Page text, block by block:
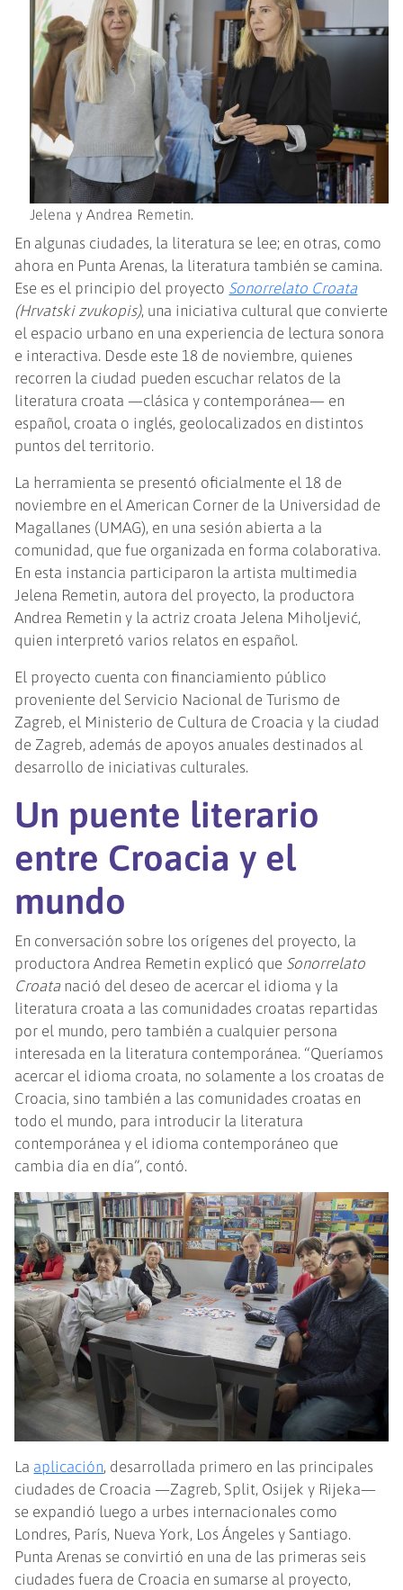
Jelena y Andrea Remetin.
En algunas ciudades, la literatura se lee; en otras, como
ahora en Punta Arenas, la literatura también se camina.
Ese es el principio del proyecto Sonorrelato Croata
(Hrvatski zvukopis), una iniciativa cultural que convierte
el espacio urbano en una experiencia de lectura sonora
e interactiva. Desde este 18 de noviembre, quienes
recorren la ciudad pueden escuchar relatos de la
literatura croata —clásica y contemporánea— en
español, croata o inglés, geolocalizados en distintos
puntos del territorio.
La herramienta se presentó oficialmente el 18 de
noviembre en el American Corner de la Universidad de
Magallanes (UMAG), en una sesión abierta a la
comunidad, que fue organizada en forma colaborativa.
En esta instancia participaron la artista multimedia
Jelena Remetin, autora del proyecto, la productora
Andrea Remetin y la actriz croata Jelena Miholjević,
quien interpretó varios relatos en español.
El proyecto cuenta con financiamiento público
proveniente del Servicio Nacional de Turismo de
Zagreb, el Ministerio de Cultura de Croacia y la ciudad
de Zagreb, además de apoyos anuales destinados al
desarrollo de iniciativas culturales.
Un puente literario
entre Croacia y el
mundo
En conversación sobre los orígenes del proyecto, la
productora Andrea Remetin explicó que Sonorrelato
Croata nació del deseo de acercar el idioma y la
literatura croata a las comunidades croatas repartidas
por el mundo, pero también a cualquier persona
interesada en la literatura contemporánea. “Queríamos
acercar el idioma croata, no solamente a los croatas de
Croacia, sino también a las comunidades croatas en
todo el mundo, para introducir la literatura
contemporánea y el idioma contemporáneo que
cambia día en día”, contó.
La aplicación, desarrollada primero en las principales
ciudades de Croacia —Zagreb, Split, Osijek y Rijeka—
se expandió luego a urbes internacionales como
Londres, París, Nueva York, Los Ángeles y Santiago.
Punta Arenas se convirtió en una de las primeras seis
ciudades fuera de Croacia en sumarse al proyecto,